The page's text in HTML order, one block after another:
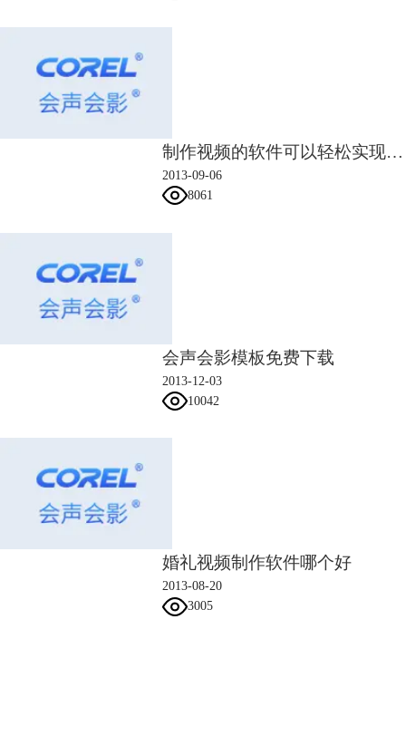
五、至此，使用视频编辑软件制作的一个简易的电子相册就初步形成了，
点击预览面板上的播放按钮，可以预览最终效果。
制作视频的软件可以轻松实现格式转换
2013-09-06
8061
会声会影模板免费下载
2013-12-03
10042
婚礼视频制作软件哪个好
2013-08-20
3005